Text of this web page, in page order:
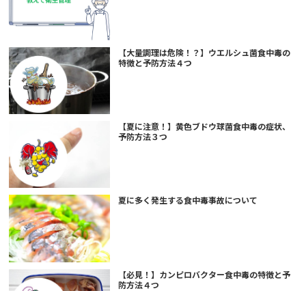
【大量調理は危険！？】ウエルシュ菌食中毒の
特徴と予防方法４つ
【夏に注意！】黄色ブドウ球菌食中毒の症状、
予防方法３つ
夏に多く発生する食中毒事故について
【必見！】カンピロバクター食中毒の特徴と予
防方法４つ